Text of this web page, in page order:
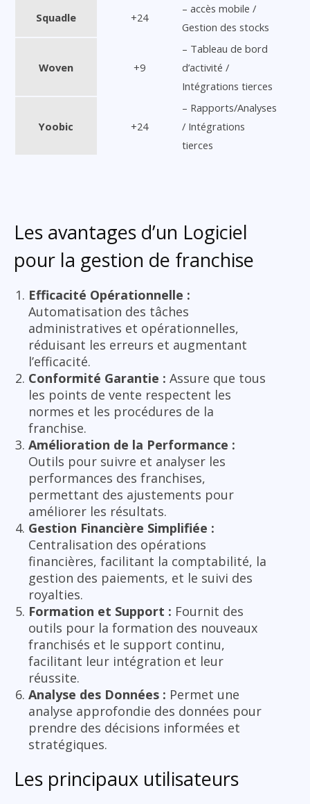
Squadle +24
– accès mobile /
Gestion des stocks
Woven +9
– Tableau de bord
d’activité /
Intégrations tierces
Yoobic +24
– Rapports/Analyses
/ Intégrations
tierces
Les avantages d’un Logiciel
pour la gestion de franchise
Efficacité Opérationnelle :
Automatisation des tâches
administratives et opérationnelles,
réduisant les erreurs et augmentant
l’efficacité.
Conformité Garantie : Assure que tous
les points de vente respectent les
normes et les procédures de la
franchise.
Amélioration de la Performance :
Outils pour suivre et analyser les
performances des franchises,
permettant des ajustements pour
améliorer les résultats.
Gestion Financière Simplifiée :
Centralisation des opérations
financières, facilitant la comptabilité, la
gestion des paiements, et le suivi des
royalties.
Formation et Support : Fournit des
outils pour la formation des nouveaux
franchisés et le support continu,
facilitant leur intégration et leur
réussite.
Analyse des Données : Permet une
analyse approfondie des données pour
prendre des décisions informées et
stratégiques.
Les principaux utilisateurs